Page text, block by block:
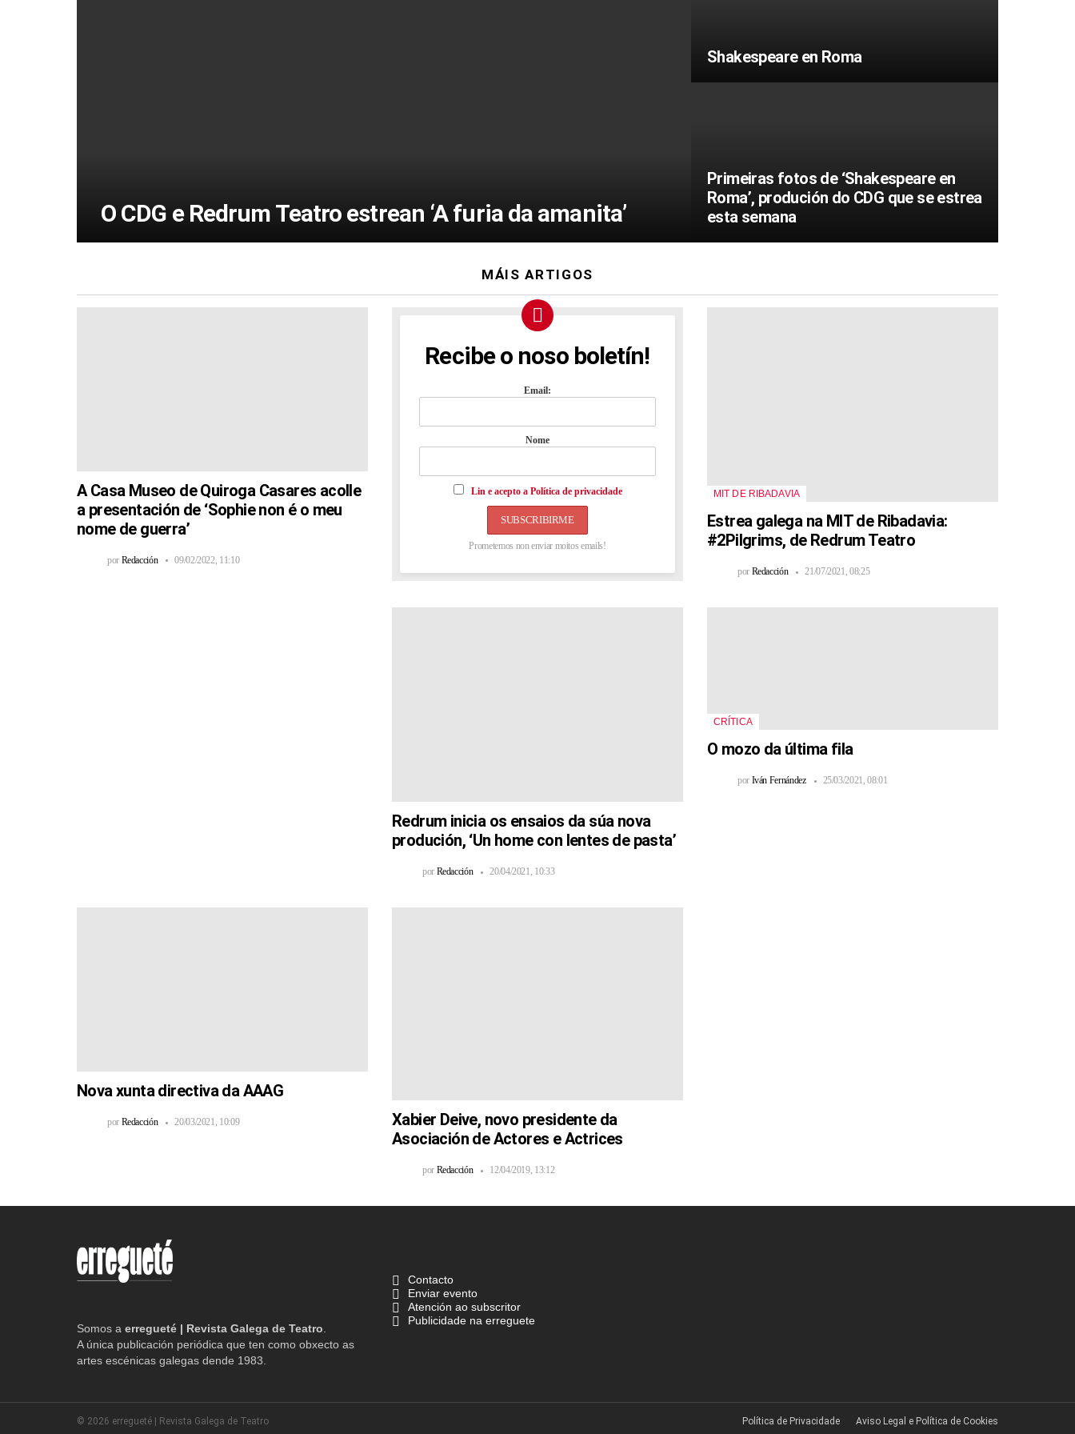
O CDG e Redrum Teatro estrean ‘A furia da amanita’
Shakespeare en Roma
Primeiras fotos de ‘Shakespeare en
Roma’, produción do CDG que se estrea
esta semana
MÁIS ARTIGOS
A Casa Museo de Quiroga Casares acolle
a presentación de ‘Sophie non é o meu
nome de guerra’
por Redacción 09/02/2022, 11:10
NEWSLETTER
Recibe o noso boletín!
Email:
Nome
Lin e acepto a Política de privacidade
Prometemos non enviar moitos emails!
MIT DE RIBADAVIA
Estrea galega na MIT de Ribadavia:
#2Pilgrims, de Redrum Teatro
por Redacción 21/07/2021, 08:25
Redrum inicia os ensaios da súa nova
produción, ‘Un home con lentes de pasta’
por Redacción 20/04/2021, 10:33
CRÍTICA
O mozo da última fila
por Iván Fernández 25/03/2021, 08:01
Nova xunta directiva da AAAG
por Redacción 20/03/2021, 10:09
Xabier Deive, novo presidente da
Asociación de Actores e Actrices
por Redacción 12/04/2019, 13:12
Somos a erregueté | Revista Galega de Teatro
A única publicación periódica que ten como obxecto as
artes escénicas galegas dende 1983.
Contacto
Enviar evento
Atención ao subscritor
Publicidade na erreguete
© 2026 erregueté | Revista Galega de Teatro Política de Privacidade Aviso Legal e Política de Cookies